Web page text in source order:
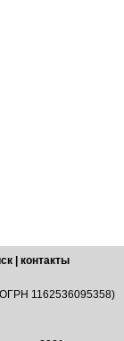
контакты
1162536095358)